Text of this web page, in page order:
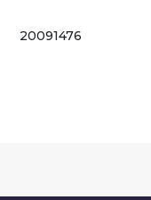
20091476